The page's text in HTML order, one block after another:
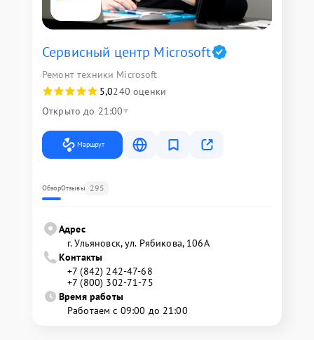
Сервисный центр Microsoft
Ремонт техники Microsoft
5,0240 оценки
Открыто до 21:00
Маршрут
ОбзорОтзывы 295
Адрес
г. Ульяновск, ул. Рябикова, 106А
Контакты
+7 (842) 242-47-68
+7 (800) 302-71-75
Время работы
Работаем с 09:00 до 21:00